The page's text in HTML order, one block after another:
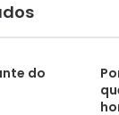
do